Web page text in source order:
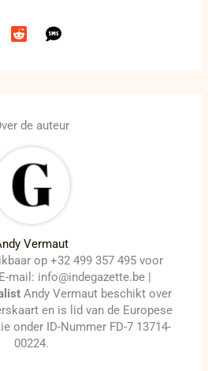
de auteur
Vermaut
op +32 499 357 495 voor
mail: info@indegazette.be |
Andy Vermaut beschikt over
en is lid van de Europese
onder ID-Nummer FD-7 13714-
00224.